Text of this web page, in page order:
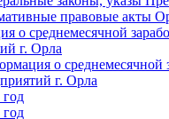
правовые акты
о среднемесячной
г. Орла
о среднемесячной
г. Орла
год
год